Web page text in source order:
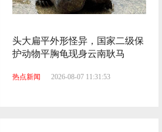
头大扁平外形怪异，国家二级保
护动物平胸龟现身云南耿马
热点新闻 2026-08-07 11:31:53